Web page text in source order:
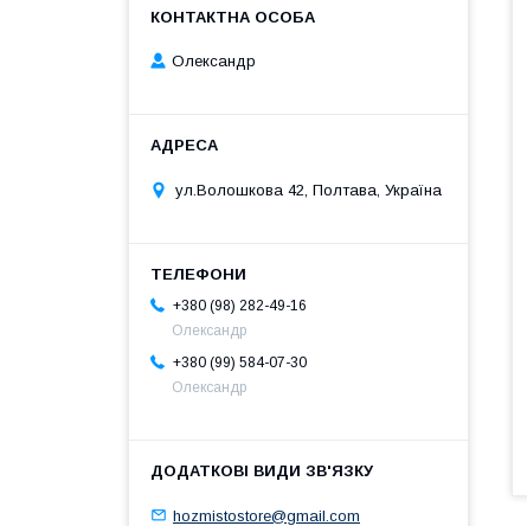
Олександр
ул.Волошкова 42, Полтава, Україна
+380 (98) 282-49-16
Олександр
+380 (99) 584-07-30
Олександр
hozmistostore@gmail.com